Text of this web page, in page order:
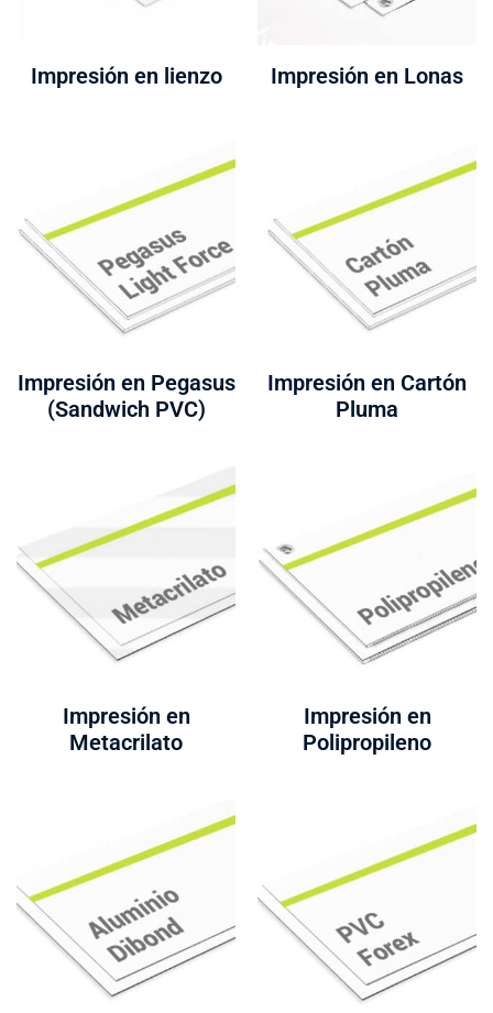
Impresión en lienzo Impresión en Lonas
Impresión en Pegasus
(Sandwich PVC)
Impresión en Cartón
Pluma
Impresión en
Metacrilato
Impresión en
Polipropileno